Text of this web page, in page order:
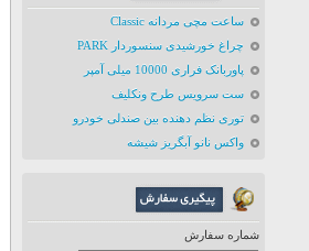
ساعت مچی مردانه Classic
چراغ خورشیدی سنسوردار PARK
پاوربانک فراری 10000 میلی آمپر
ست سرویس طرح ونکلیف
توری نظم دهنده بین صندلی خودرو
واکس نانو آبگریز شیشه
شماره سفارش